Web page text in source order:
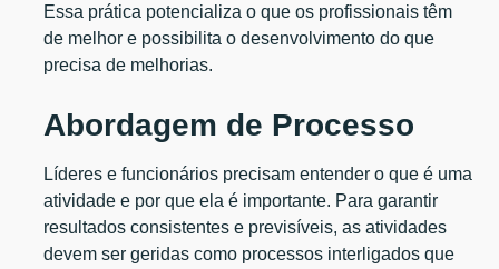
Essa prática potencializa o que os profissionais têm
de melhor e possibilita o desenvolvimento do que
precisa de melhorias.
Abordagem de Processo
Líderes e funcionários precisam entender o que é uma
atividade e por que ela é importante. Para garantir
resultados consistentes e previsíveis, as atividades
devem ser geridas como processos interligados que